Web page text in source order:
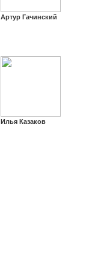
Артур Гачинский
Илья Казаков